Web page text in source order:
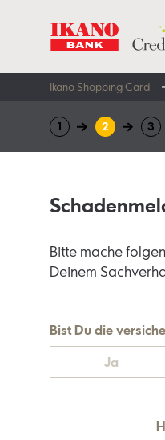
Ikano Shopping Card
Bitte mache
Deinem
Ja
Bist Du die